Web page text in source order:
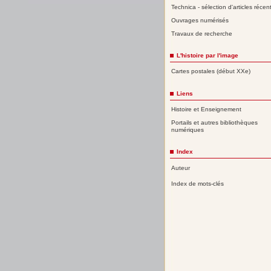
Technica - sélection d'articles
Ouvrages numérisés
Travaux de recherche
L'histoire par l'image
Cartes postales (début XXe)
Liens
Histoire et Enseignement
Portails et autres bibliothèques
numériques
Index
Auteur
Index de mots-clés